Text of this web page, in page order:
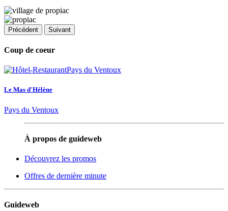
Précédent Suivant
Coup de coeur
Le Mas d'Hélène
Pays du Ventoux
À propos de guideweb
Découvrez les promos
Offres de dernière minute
Guideweb